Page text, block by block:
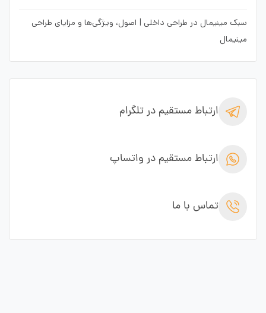
سبک مینیمال در طراحی داخلی | اصول، ویژگی‌ها و مزایای طراحی
مینیمال
ارتباط مستقیم در تلگرام
ارتباط مستقیم در واتساپ
تماس با ما